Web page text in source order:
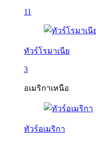
11
ทัวร์โรมาเนีย
3
อเมริกาเหนือ
ทัวร์อเมริกา